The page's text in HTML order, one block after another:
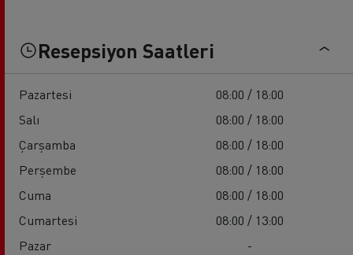
Resepsiyon Saatleri
Pazartesi
08:00 / 18:00
Salı
08:00 / 18:00
Çarşamba
08:00 / 18:00
Perşembe
08:00 / 18:00
Cuma
08:00 / 18:00
Cumartesi
08:00 / 13:00
Pazar
-